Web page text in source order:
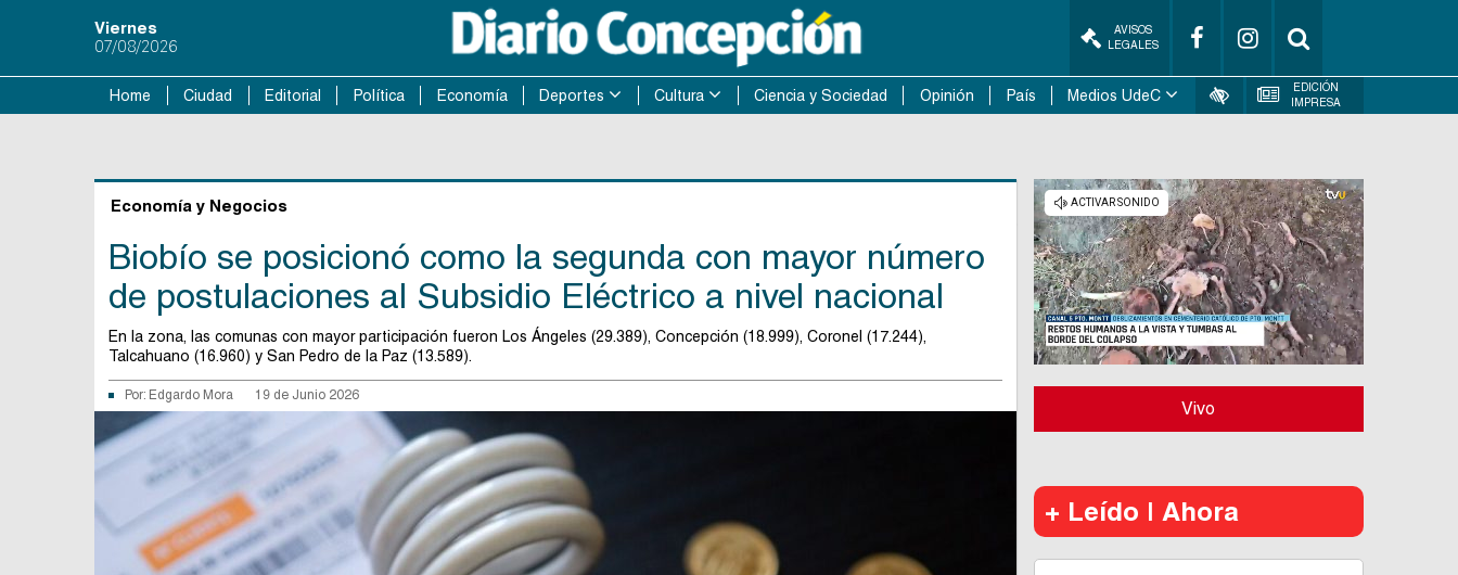
Viernes
07/08/2026
AVISOS
LEGALES
Home Ciudad Editorial Política Economía Deportes Cultura Ciencia y Sociedad Opinión País Medios UdeC
EDICIÓN
IMPRESA
Economía y Negocios
Biobío se posicionó como la segunda con mayor número
de postulaciones al Subsidio Eléctrico a nivel nacional
En la zona, las comunas con mayor participación fueron Los Ángeles (29.389), Concepción (18.999), Coronel (17.244),
Talcahuano (16.960) y San Pedro de la Paz (13.589).
Por: Edgardo Mora 19 de Junio 2026
Vivo
+ Leído | Ahora